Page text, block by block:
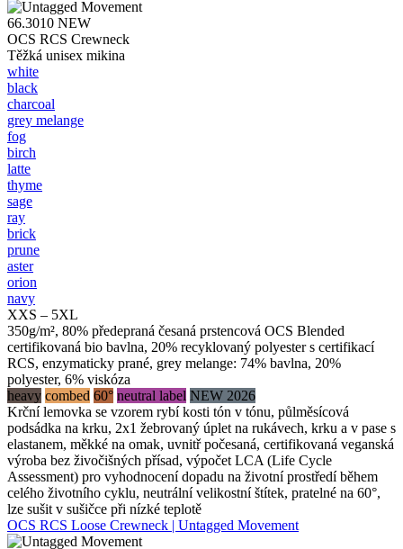
66.3010 NEW
OCS RCS Crewneck
Těžká unisex mikina
white
black
charcoal
grey melange
fog
birch
latte
thyme
sage
ray
brick
prune
aster
orion
navy
XXS – 5XL
350g/m², 80% předepraná česaná prstencová OCS Blended
certifikovaná bio bavlna, 20% recyklovaný polyester s certifikací
RCS, enzymaticky prané, grey melange: 74% bavlna, 20%
polyester, 6% viskóza
heavy combed 60° neutral label NEW 2026
Krční lemovka se vzorem rybí kosti tón v tónu, půlměsícová
podsádka na krku, 2x1 žebrovaný úplet na rukávech, krku a v pase s
elastanem, měkké na omak, uvnitř počesaná, certifikovaná veganská
výroba bez živočišných přísad, výpočet LCA (Life Cycle
Assessment) pro vyhodnocení dopadu na životní prostředí během
celého životního cyklu, neutrální velikostní štítek, pratelné na 60°,
lze sušit v sušičce při nízké teplotě
OCS RCS Loose Crewneck | Untagged Movement